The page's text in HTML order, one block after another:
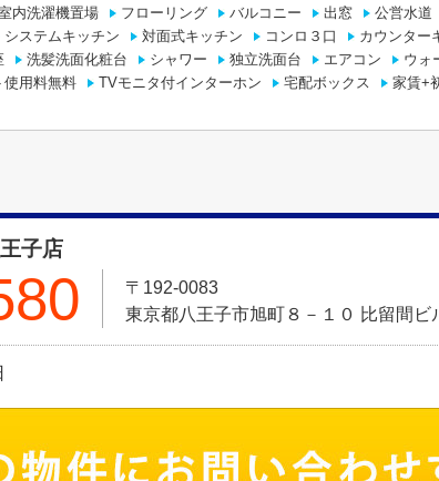
内洗濯機置場 フローリング バルコニー 出窓
公営水道
システムキッチン 対面式キッチン コンロ３口
カウンター
洗髪洗面化粧台 シャワー 独立洗面台 エアコン
ウォ
使用料無料 TVモニタ付インターホン 宅配ボックス 家賃+
子店
〒192-0083
東京都八王子市旭町８－１０ 比留間ビ